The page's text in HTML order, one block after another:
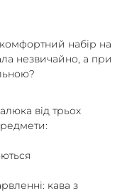
набір на
незвичайно, а при
від трьох
кава з